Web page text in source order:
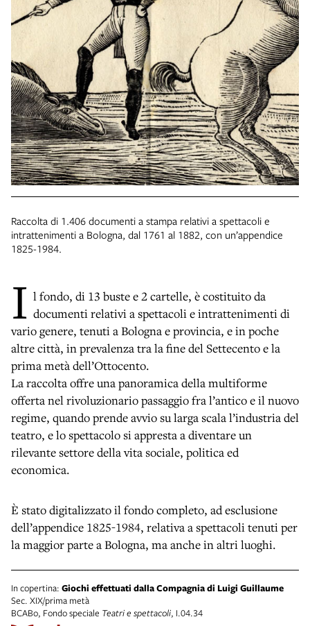
Raccolta di 1.406 documenti a stampa relativi a spettacoli e
intrattenimenti a Bologna, dal 1761 al 1882, con un’appendice
1825-1984.
I l fondo, di 13 buste e 2 cartelle, è costituito da
documenti relativi a spettacoli e intrattenimenti di
vario genere, tenuti a Bologna e provincia, e in poche
altre città, in prevalenza tra la fine del Settecento e la
prima metà dell’Ottocento.
La raccolta offre una panoramica della multiforme
offerta nel rivoluzionario passaggio fra l’antico e il nuovo
regime, quando prende avvio su larga scala l’industria del
teatro, e lo spettacolo si appresta a diventare un
rilevante settore della vita sociale, politica ed
economica.
È stato digitalizzato il fondo completo, ad esclusione
dell’appendice 1825-1984, relativa a spettacoli tenuti per
la maggior parte a Bologna, ma anche in altri luoghi.
In copertina: Giochi effettuati dalla Compagnia di Luigi Guillaume
Sec. XIX/prima metà
BCABo, Fondo speciale Teatri e spettacoli, I.04.34